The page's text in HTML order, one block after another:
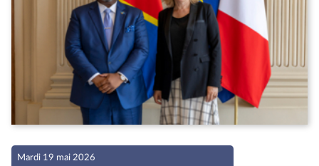
Mardi 19 mai 2026